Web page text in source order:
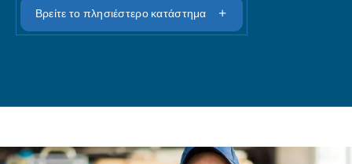
αντιπροσώπους μας